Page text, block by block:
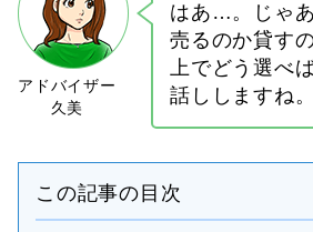
はあ…。じゃ
売るのか貸す
上でどう選べ
話ししますね。
この記事の目次